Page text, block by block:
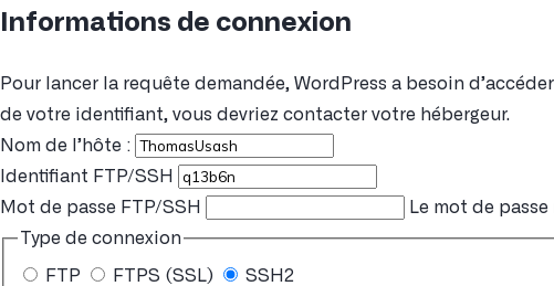
Informations de connexion
Pour lancer la requête demandée, WordPress a besoin
de votre identifiant, vous devriez contacter votre hébergeur.
Nom de l’hôte :
Identifiant FTP/SSH
Mot de passe FTP/SSH
Le mot de
Type de connexion
FTP FTPS (SSL) SSH2